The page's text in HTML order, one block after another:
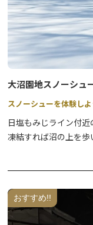
日程： 2026年2月7日
場所：湯ノ湖畔
アウトドアデイズ in
くと、入浴料金が割引
引！）。
※参加施設名は、下記
【特別出店/ランチ営
奥日光湯元温泉でラ
います。予めご了承く
大沼園地スノーシュ
スノーシューを体験しよ
日塩もみじライン付近
凍結すれば沼の上を歩
おすすめ!!